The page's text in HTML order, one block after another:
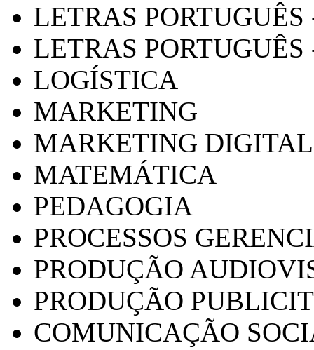
LETRAS
LETRAS PORTUGUÊS
LOGÍSTICA
MARKETING
MARKETING DIGITAL
MATEMÁTICA
PEDAGOGIA
PROCESSOS
PRODUÇÃO
PRODUÇÃO
COMUNICAÇÃO